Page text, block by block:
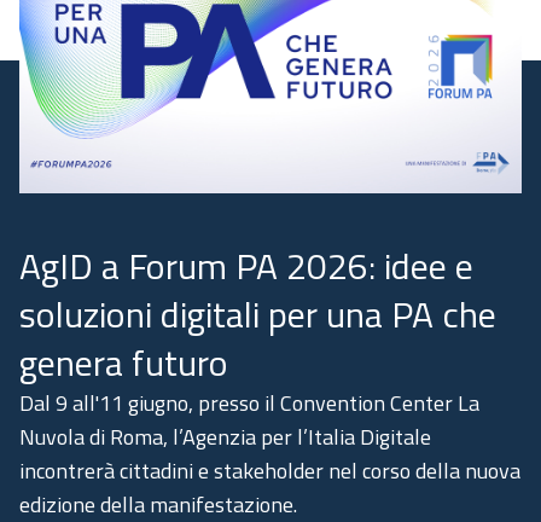
Academy
Communication
AgID a Forum PA 2026: idee e
soluzioni digitali per una PA che
genera futuro
Dal 9 all'11 giugno, presso il Convention Center La
Nuvola di Roma, l’Agenzia per l’Italia Digitale
incontrerà cittadini e stakeholder nel corso della nuova
edizione della manifestazione.